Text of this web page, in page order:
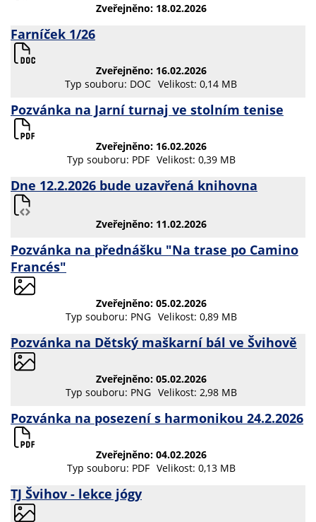
Zveřejněno: 18.02.2026
Farníček 1/26
Zveřejněno: 16.02.2026
Typ souboru: DOC Velikost: 0,14 MB
Pozvánka na Jarní turnaj ve stolním tenise
Zveřejněno: 16.02.2026
Typ souboru: PDF Velikost: 0,39 MB
Dne 12.2.2026 bude uzavřená knihovna
Zveřejněno: 11.02.2026
Pozvánka na přednášku "Na trase po Camino
Francés"
Zveřejněno: 05.02.2026
Typ souboru: PNG Velikost: 0,89 MB
Pozvánka na Dětský maškarní bál ve Švihově
Zveřejněno: 05.02.2026
Typ souboru: PNG Velikost: 2,98 MB
Pozvánka na posezení s harmonikou 24.2.2026
Zveřejněno: 04.02.2026
Typ souboru: PDF Velikost: 0,13 MB
TJ Švihov - lekce jógy